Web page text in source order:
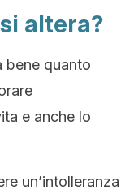
altera?
bene quanto
e anche lo
un’intolleranza